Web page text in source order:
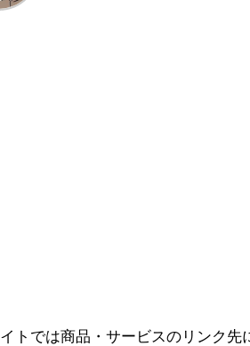
トでは商品・サービスのリンク先